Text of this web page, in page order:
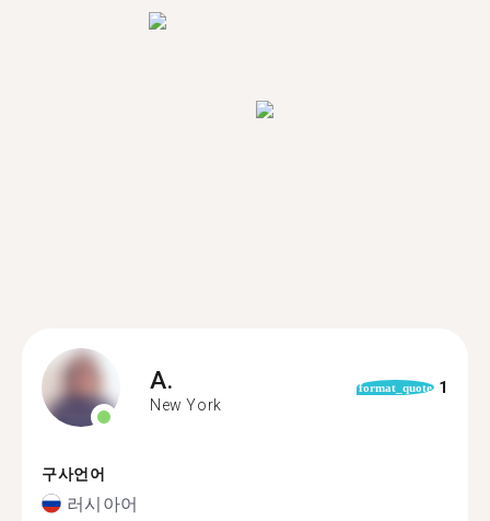
A.
New York
format_quote 1
구사언어
러시아어